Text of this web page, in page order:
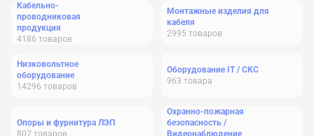
Кабельно-
проводниковая
продукция
4186 товаров
Монтажные изделия для
кабеля
2995 товаров
Низковольтное
оборудование
14296 товаров
Оборудование IT / СКС
963 товара
Опоры и фурнитура ЛЭП
807 товаров
Охранно-пожарная
безопасность /
Видеонаблюдение